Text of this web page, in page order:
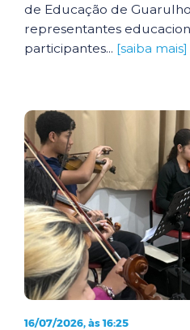
de Educação de
representantes
participantes... [saiba mais]
16/07/2026, às 16:25